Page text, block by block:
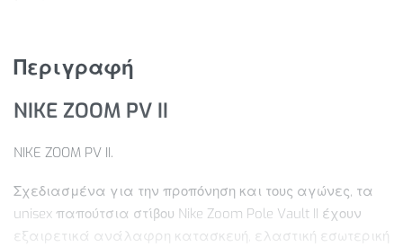
Περιγραφή
NIKE ZOOM PV II
NIKE ZOOM PV II.
Σχεδιασμένα για την προπόνηση και τους αγώνες, τα
unisex παπούτσια στίβου Nike Zoom Pole Vault II έχουν
εξαιρετικά ανάλαφρη κατασκευή, ελαστική εσωτερική